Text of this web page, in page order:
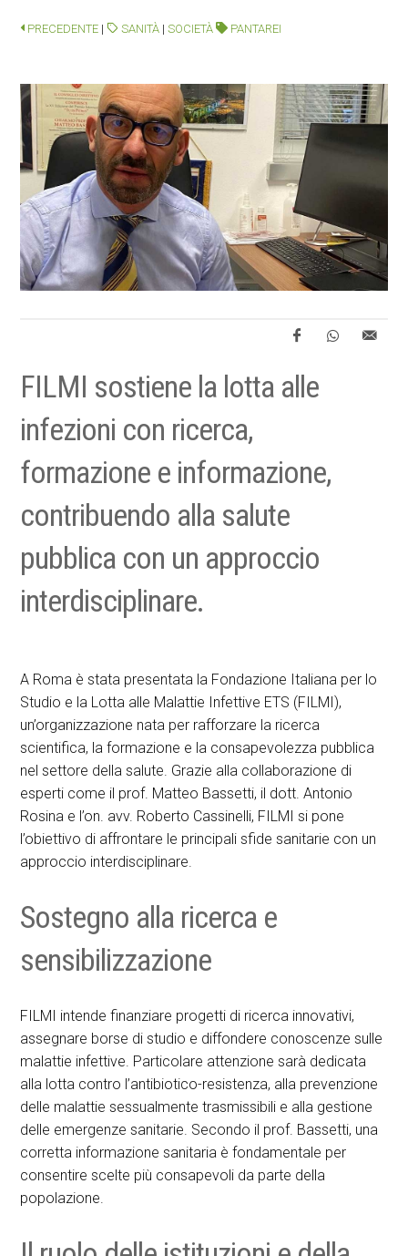
PRECEDENTE | SANITÀ |SOCIETÀ PANTAREI
FILMI sostiene la lotta alle
infezioni con ricerca,
formazione e informazione,
contribuendo alla salute
pubblica con un approccio
interdisciplinare.
A Roma è stata presentata la Fondazione Italiana per lo
Studio e la Lotta alle Malattie Infettive ETS (FILMI),
un’organizzazione nata per rafforzare la ricerca
scientifica, la formazione e la consapevolezza pubblica
nel settore della salute. Grazie alla collaborazione di
esperti come il prof. Matteo Bassetti, il dott. Antonio
Rosina e l’on. avv. Roberto Cassinelli, FILMI si pone
l’obiettivo di affrontare le principali sfide sanitarie con un
approccio interdisciplinare.
Sostegno alla ricerca e
sensibilizzazione
FILMI intende finanziare progetti di ricerca innovativi,
assegnare borse di studio e diffondere conoscenze sulle
malattie infettive. Particolare attenzione sarà dedicata
alla lotta contro l’antibiotico-resistenza, alla prevenzione
delle malattie sessualmente trasmissibili e alla gestione
delle emergenze sanitarie. Secondo il prof. Bassetti, una
corretta informazione sanitaria è fondamentale per
consentire scelte più consapevoli da parte della
popolazione.